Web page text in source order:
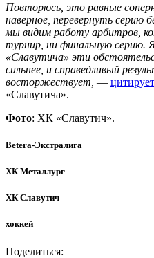
Повторюсь, это равные
наверное, перевернуть серию
мы видим работу арбитров,
турнир, ни финальную серию.
«Славутича» эти
сильнее, и справедливый
восторжествует, — цитирует
«Славутича».
Фото: ХК «Славутич».
Betera-Экстралига
ХК Металлург
ХК Славутич
хоккей
Поделиться: